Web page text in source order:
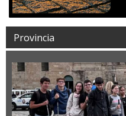
Provincia